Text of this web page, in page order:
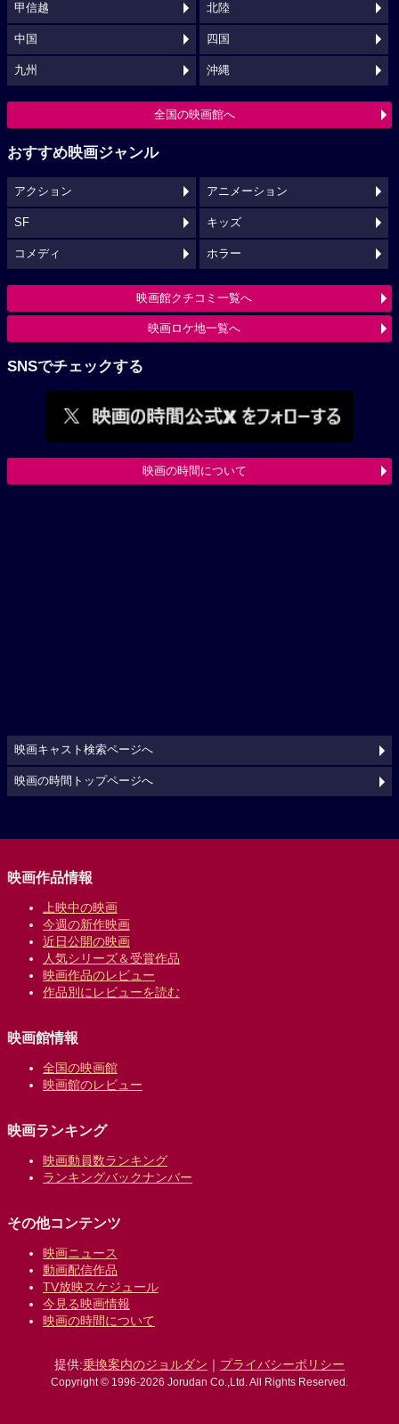
甲信越 北陸
中国 四国
九州 沖縄
全国の映画館へ
おすすめ映画ジャンル
アクション アニメーション
SF キッズ
コメディ ホラー
映画館クチコミ一覧へ
映画ロケ地一覧へ
SNSでチェックする
映画の時間について
映画キャスト検索ページへ
映画の時間トップページへ
映画作品情報
上映中の映画
今週の新作映画
近日公開の映画
人気シリーズ＆受賞作品
映画作品のレビュー
作品別にレビューを読む
映画館情報
全国の映画館
映画館のレビュー
映画ランキング
映画動員数ランキング
ランキングバックナンバー
その他コンテンツ
映画ニュース
動画配信作品
TV放映スケジュール
今見る映画情報
映画の時間について
提供:乗換案内のジョルダン ｜ プライバシーポリシー
Copyright © 1996-2026 Jorudan Co.,Ltd. All Rights Reserved.